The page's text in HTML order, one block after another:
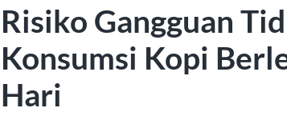
Risiko Gangguan
Konsumsi Kopi
Hari